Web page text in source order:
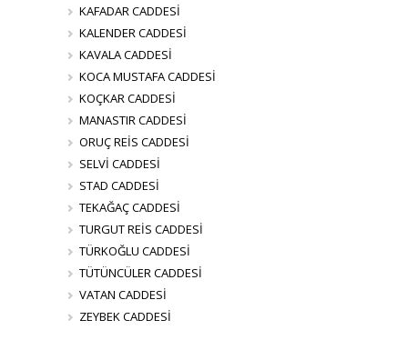
KAFADAR CADDESİ
KALENDER CADDESİ
KAVALA CADDESİ
KOCA MUSTAFA CADDESİ
KOÇKAR CADDESİ
MANASTIR CADDESİ
ORUÇ REİS CADDESİ
SELVİ CADDESİ
STAD CADDESİ
TEKAĞAÇ CADDESİ
TURGUT REİS CADDESİ
TÜRKOĞLU CADDESİ
TÜTÜNCÜLER CADDESİ
VATAN CADDESİ
ZEYBEK CADDESİ